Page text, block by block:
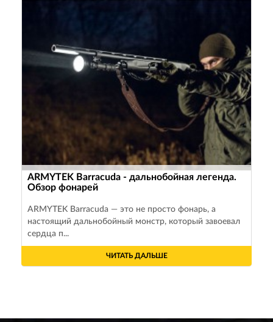
ARMYTEK Barracuda - дальнобойная легенда.
Обзор фонарей
ARMYTEK Barracuda — это не просто фонарь, а
настоящий дальнобойный монстр, который завоевал
сердца п...
ЧИТАТЬ ДАЛЬШЕ